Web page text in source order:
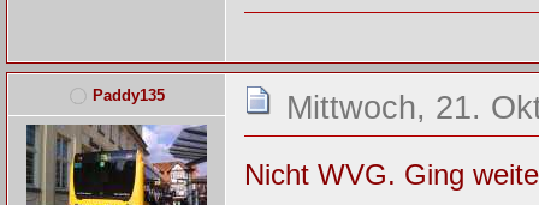
Paddy135 Mittwoch, 21.
Nicht WVG. Ging